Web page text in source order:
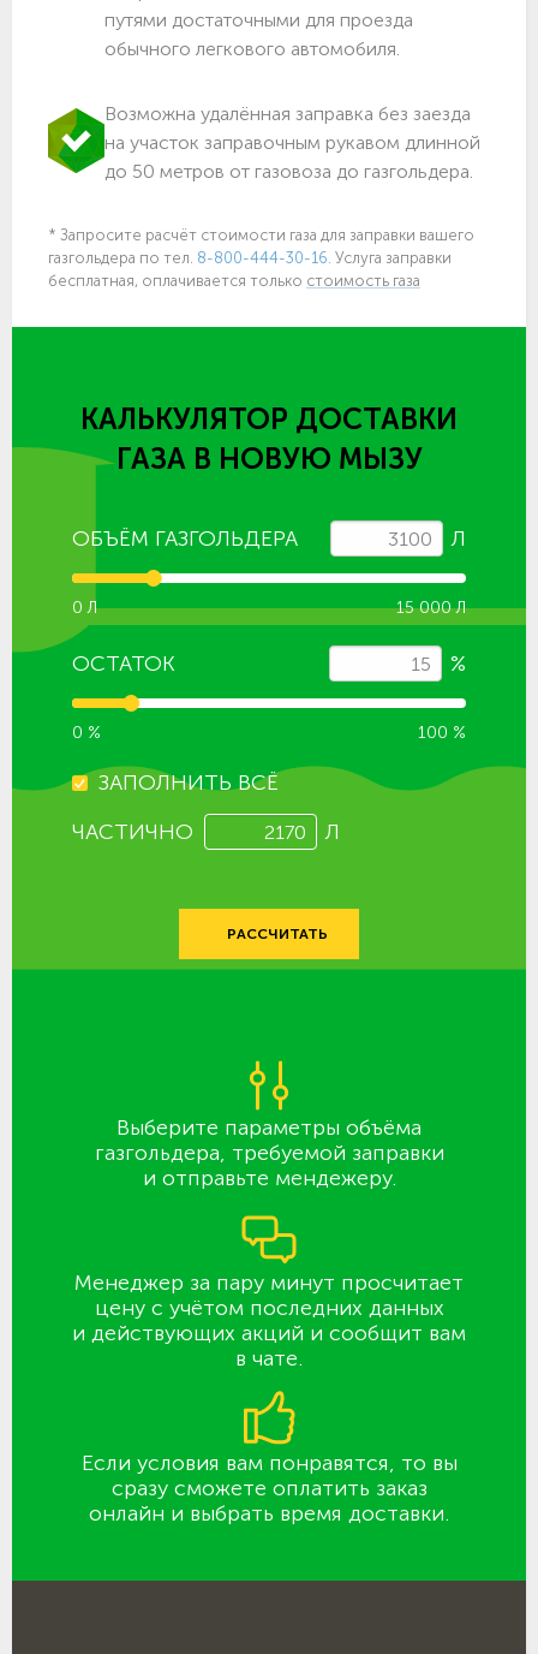
путями достаточными для проезда
обычного легкового автомобиля.
Возможна удалённая заправка без заезда
на участок заправочным рукавом длинной
до 50 метров от газовоза до газгольдера.
* Запросите расчёт стоимости газа для заправки вашего
газгольдера по тел. 8-800-444-30-16. Услуга заправки
бесплатная, оплачивается только стоимость газа
КАЛЬКУЛЯТОР ДОСТАВКИ
ГАЗА В НОВУЮ МЫЗУ
ОБЪЁМ ГАЗГОЛЬДЕРА Л
0 Л 15 000 Л
ОСТАТОК %
0 % 100 %
ЗАПОЛНИТЬ ВСЁ
ЧАСТИЧНО
Л
РАССЧИТАТЬ
Выберите параметры объёма
газгольдера, требуемой заправки
и отправьте мендежеру.
Менеджер за пару минут просчитает
цену с учётом последних данных
и действующих акций и сообщит вам
в чате.
Если условия вам понравятся, то вы
сразу сможете оплатить заказ
онлайн и выбрать время доставки.